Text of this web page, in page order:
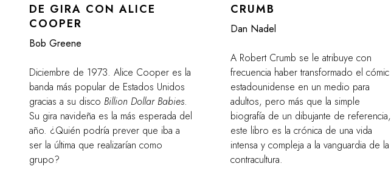
DE GIRA CON ALICE
COOPER
Bob Greene
Diciembre de 1973. Alice Cooper es la
banda más popular de Estados Unidos
gracias a su disco Billion Dollar Babies.
Su gira navideña es la más esperada del
año. ¿Quién podría prever que iba a
ser la última que realizarían como
grupo?
CRUMB
Dan Nadel
A Robert Crumb se le atribuye con
frecuencia haber transformado el cómic
estadounidense en un medio para
adultos, pero más que la simple
biografía de un dibujante de referencia,
este libro es la crónica de una vida
intensa y compleja a la vanguardia de la
contracultura.